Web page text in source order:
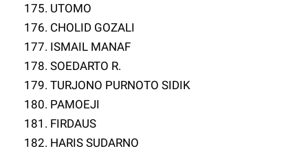
175. UTOMO
176. CHOLID GOZALI
177. ISMAIL MANAF
178. SOEDARTO R.
179. TURJONO PURNOTO SIDIK
180. PAMOEJI
181. FIRDAUS
182. HARIS SUDARNO